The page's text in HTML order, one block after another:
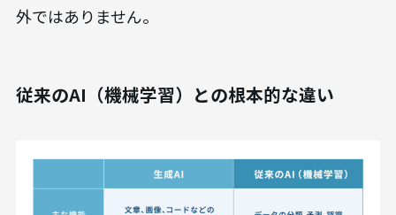
外ではありません。
従来のAI（機械学習）との根本的な違い